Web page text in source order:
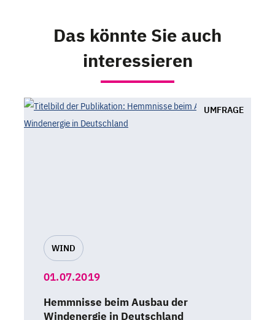
Das könnte Sie auch
interessieren
UMFRAGE
WIND
01.07.2019
Hemmnisse beim Ausbau der
Windenergie in Deutschland